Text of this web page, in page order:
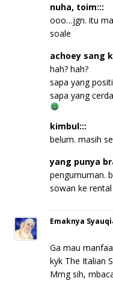
nuha, toim:::
ooo…jgn. itu
soale
achoey sang
hah? hah?
sapa yang
sapa yang
kimbul:::
belum. masih
yang punya
pengumuman.
sowan ke
Emaknya
Ga mau
kyk The Italian
Mmg sih,